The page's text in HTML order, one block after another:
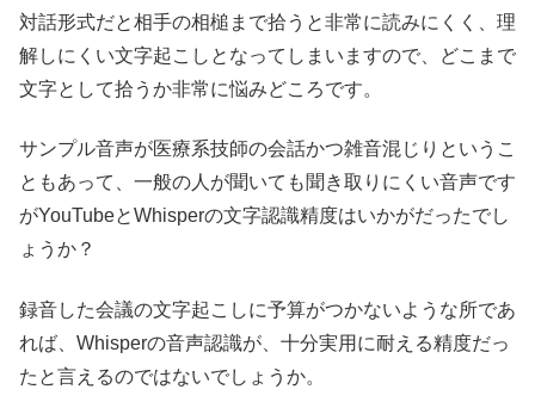
対話形式だと相手の相槌まで拾うと非常に読みにくく、理
解しにくい文字起こしとなってしまいますので、どこまで
文字として拾うか非常に悩みどころです。
サンプル音声が医療系技師の会話かつ雑音混じりというこ
ともあって、一般の人が聞いても聞き取りにくい音声です
がYouTubeとWhisperの文字認識精度はいかがだったでし
ょうか？
録音した会議の文字起こしに予算がつかないような所であ
れば、Whisperの音声認識が、十分実用に耐える精度だっ
たと言えるのではないでしょうか。